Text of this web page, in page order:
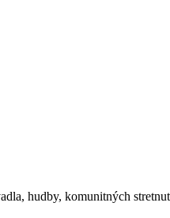
hudby, komunitných